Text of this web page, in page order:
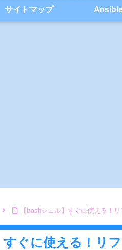
サイトマップ
【bashシェル】すぐに使える！
すぐに使える！リ